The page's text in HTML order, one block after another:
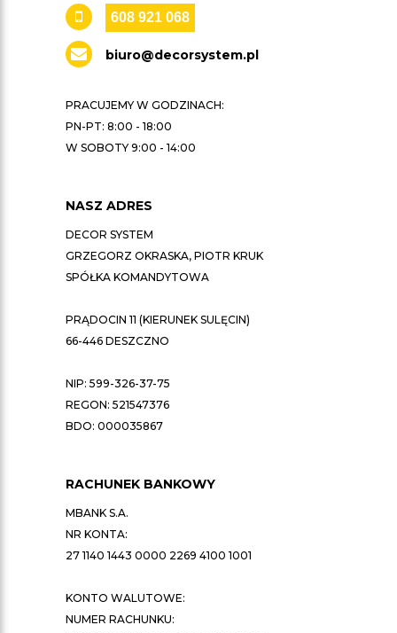
608 921 068
biuro@decorsystem.pl
PRACUJEMY W GODZINACH:
PN-PT: 8:00 - 18:00
W SOBOTY 9:00 - 14:00
NASZ ADRES
DECOR SYSTEM
GRZEGORZ OKRASKA, PIOTR KRUK
SPÓŁKA KOMANDYTOWA
PRĄDOCIN 11 (KIERUNEK SULĘCIN)
66-446 DESZCZNO
NIP: 599-326-37-75
REGON: 521547376
BDO: 000035867
RACHUNEK BANKOWY
MBANK S.A.
NR KONTA:
27 1140 1443 0000 2269 4100 1001
KONTO WALUTOWE:
NUMER RACHUNKU: